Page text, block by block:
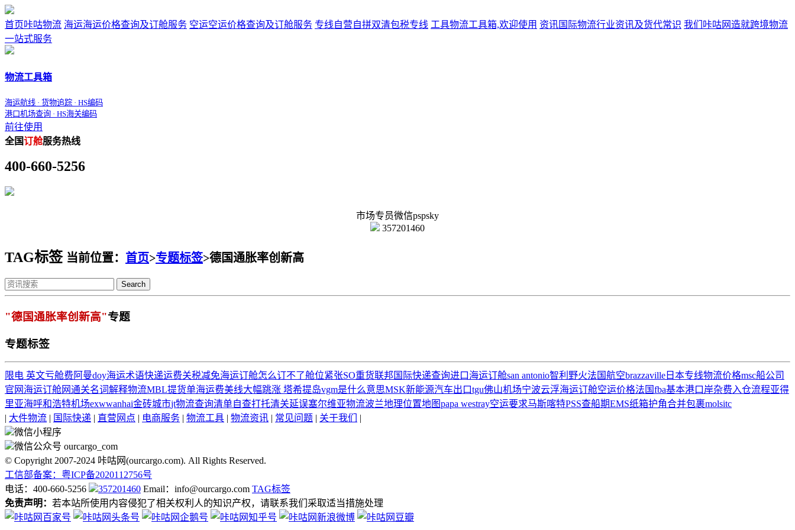
首页咔咕物流 海运海运价格查询及订舱服务 空运空运价格查询及订舱服务 专线自营自拼双清包税专线 工具物流工具箱,欢迎使用 资讯国际物流行业资讯及货代常识 我们 咔咕网造就跨境物流
一站式服务
物流工具箱
海运航线 · 货物追踪 · HS编码
港口机场查询 · HS海关编码
前往使用
全国订舱服务热线
400-660-5256
市场专员微信pspsky
357201460
TAG标签 当前位置： 首页>专题标签>德国通胀率创新高
Search
"德国通胀率创新高"专题
专题标签
限电 英文亏舱费 阿曼doy海运术语快递运费关税减免海运订舱怎么订不了舱位紧张SO重货联邦国际快递查询进口海运订舱san antonio智利野火法国航空brazzaville 日本专线物流价格msc船公司
官网 海运订舱网通关名词解释物流MBL提货单海运费美线大幅跳涨 塔希提岛vgm是什么意思MSK新能源汽车出口tgu佛山机场宁波云浮海运订舱空运价格法国fba基本港口岸杂费 入仓流程亚得
里亚海呼和浩特机场exwwanhai金砖城市jt物流查询清单自查打托清关延误塞尔维亚物流波兰地理位置地图papa westray空运要求马斯喀特PSS查船期EMS纸箱护角合并包裹molsitc
| 大件物流 | 国际快递 | 直营网点 | 电商服务 | 物流工具 | 物流资讯 | 常见问题 | 关于我们
|
微信小程序
微信公众号 ourcargo_com
© Copyright 2007-2024 咔咕网(ourcargo.com). All Rights Reserved.
工信部备案：粤ICP备2020112756号
电话：400-660-5256
357201460 Email：info@ourcargo.com TAG标签
免责声明： 若本站所使用内容侵犯了相关权利人的知识产权，请联系我们采取适当措施处理